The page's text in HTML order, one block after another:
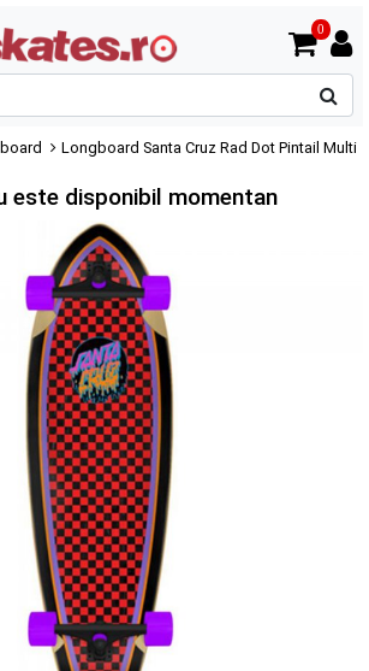
0
Longboard Santa Cruz Rad Dot Pintail Multi
este disponibil momentan